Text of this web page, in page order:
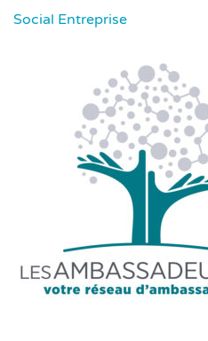
Social Entreprise